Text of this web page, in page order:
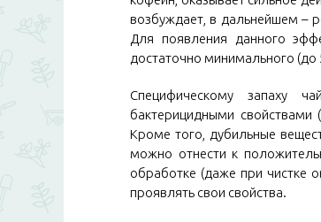
возбуждает, в дальнейшем –
Для появления данного
достаточно минимального (до
Специфическому запаху
бактерицидными свойствами
Кроме того, дубильные
можно отнести к
обработке (даже при чистке
проявлять свои свойства.